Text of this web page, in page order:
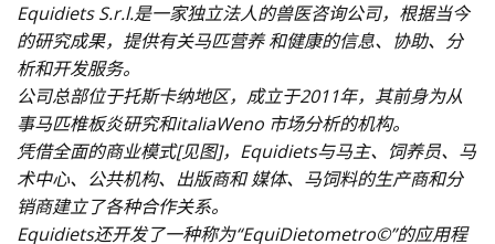
Equidiets S.r.l.是一家独立法人的兽医咨询公司，根据当今
的研究成果，提供有关马匹营养 和健康的信息、协助、分
析和开发服务。
公司总部位于托斯卡纳地区，成立于2011年，其前身为从
事马匹椎板炎研究和italiaWeno 市场分析的机构。
凭借全面的商业模式[见图]，Equidiets与马主、饲养员、马
术中心、公共机构、出版商和 媒体、马饲料的生产商和分
销商建立了各种合作关系。
Equidiets还开发了一种称为“EquiDietometro©”的应用程